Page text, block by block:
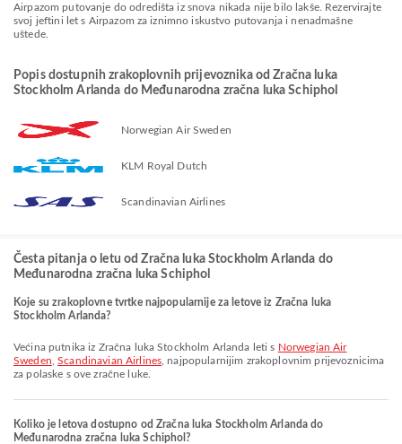
Airpazom putovanje do odredišta iz snova nikada nije bilo lakše. Rezervirajte
svoj jeftini let s Airpazom za iznimno iskustvo putovanja i nenadmašne
uštede.
Popis dostupnih zrakoplovnih prijevoznika od Zračna luka
Stockholm Arlanda do Međunarodna zračna luka Schiphol
Norwegian Air Sweden
KLM Royal Dutch
Scandinavian Airlines
Česta pitanja o letu od Zračna luka Stockholm Arlanda do
Međunarodna zračna luka Schiphol
Koje su zrakoplovne tvrtke najpopularnije za letove iz Zračna luka
Stockholm Arlanda?
Većina putnika iz Zračna luka Stockholm Arlanda leti s Norwegian Air
Sweden ,Scandinavian Airlines , najpopularnijim zrakoplovnim prijevoznicima
za polaske s ove zračne luke.
Koliko je letova dostupno od Zračna luka Stockholm Arlanda do
Međunarodna zračna luka Schiphol?